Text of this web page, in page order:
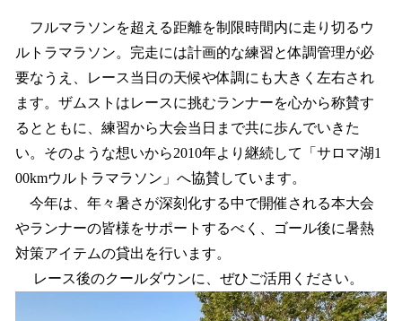
フルマラソンを超える距離を制限時間内に走り切るウ
ルトラマラソン。完走には計画的な練習と体調管理が必
要なうえ、レース当日の天候や体調にも大きく左右され
ます。ザムストはレースに挑むランナーを心から称賛す
るとともに、練習から大会当日まで共に歩んでいきた
い。そのような想いから2010年より継続して「サロマ湖1
00kmウルトラマラソン」へ協賛しています。
今年は、年々暑さが深刻化する中で開催される本大会
やランナーの皆様をサポートするべく、ゴール後に暑熱
対策アイテムの貸出を行います。
レース後のクールダウンに、ぜひご活用ください。